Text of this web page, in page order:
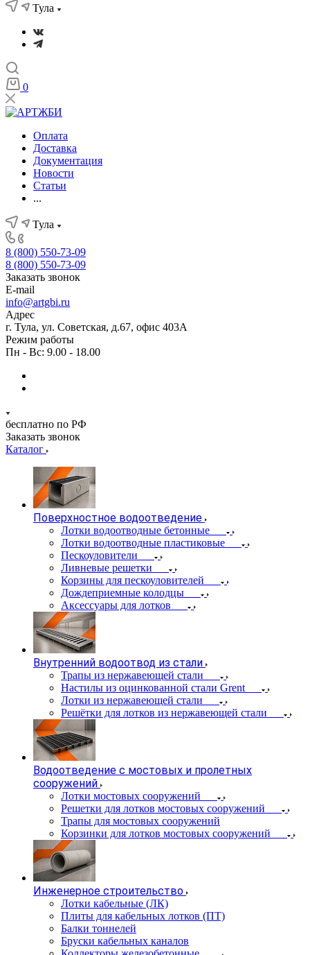
Тула
0
Оплата
Доставка
Документация
Новости
Статьи
...
Тула
8 (800) 550-73-09
8 (800) 550-73-09
Заказать звонок
E-mail
info@artgbi.ru
Адрес
г. Тула, ул. Советская, д.67, офис 403А
Режим работы
Пн - Вс: 9.00 - 18.00
бесплатно по РФ
Заказать звонок
Каталог
Поверхностное водоотведение
Лотки водоотводные бетонные
Лотки водоотводные пластиковые
Пескоуловители
Ливневые решетки
Корзины для пескоуловителей
Дождеприемные колодцы
Аксессуары для лотков
Внутренний водоотвод из стали
Трапы из нержавеющей стали
Настилы из оцинкованной стали Grent
Лотки из нержавеющей стали
Решётки для лотков из нержавеющей стали
Водоотведение с мостовых и пролетных
сооружений
Лотки мостовых сооружений
Решетки для лотков мостовых сооружений
Трапы для мостовых сооружений
Корзинки для лотков мостовых сооружений
Инженерное строительство
Лотки кабельные (ЛК)
Плиты для кабельных лотков (ПТ)
Балки тоннелей
Бруски кабельных каналов